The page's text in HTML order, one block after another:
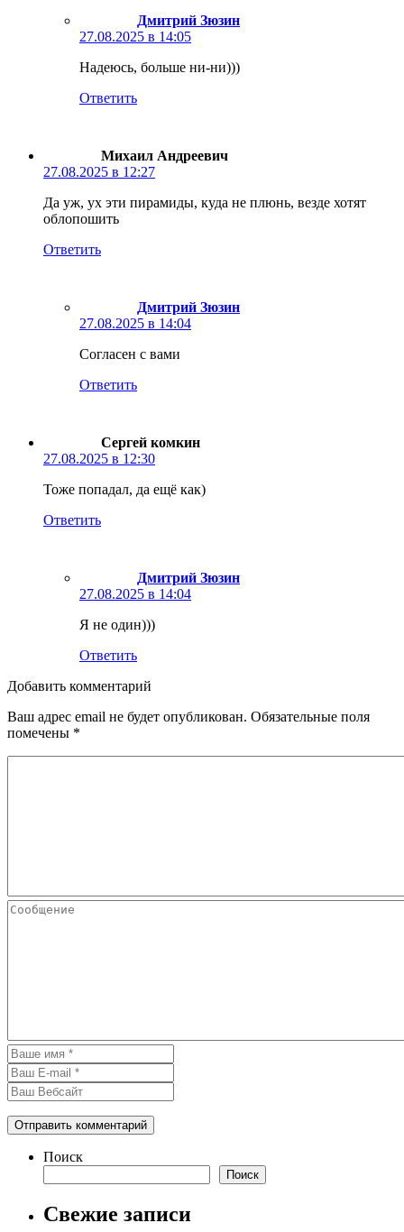
Дмитрий Зюзин
27.08.2025 в 14:05
Надеюсь, больше ни-ни)))
Ответить
Михаил Андреевич
27.08.2025 в 12:27
Да уж, ух эти пирамиды, куда не плюнь, везде хотят
облопошить
Ответить
Дмитрий Зюзин
27.08.2025 в 14:04
Согласен с вами
Ответить
Сергей комкин
27.08.2025 в 12:30
Тоже попадал, да ещё как)
Ответить
Дмитрий Зюзин
27.08.2025 в 14:04
Я не один)))
Ответить
Добавить комментарий
Ваш адрес email не будет опубликован. Обязательные поля
помечены *
Поиск
Поиск
Свежие записи